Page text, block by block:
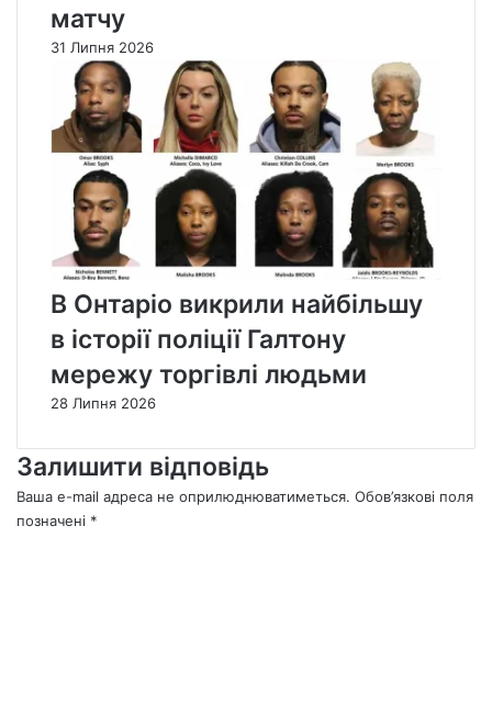
матчу
31 Липня 2026
В Онтаріо викрили найбільшу
в історії поліції Галтону
мережу торгівлі людьми
28 Липня 2026
Залишити відповідь
Ваша e-mail адреса не оприлюднюватиметься. Обов’язкові поля
позначені *